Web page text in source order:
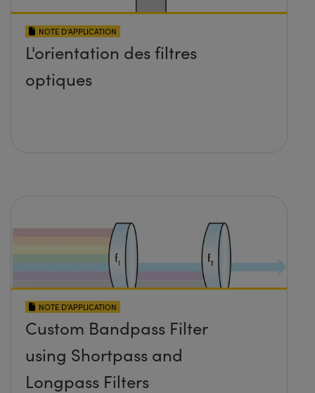
NOTE D’APPLICATION
L'orientation des filtres
optiques
NOTE D’APPLICATION
Custom Bandpass Filter
using Shortpass and
Longpass Filters